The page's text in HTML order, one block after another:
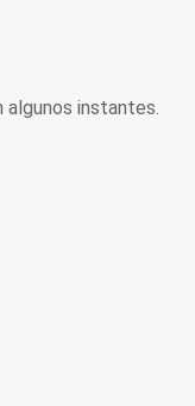
algunos instantes.